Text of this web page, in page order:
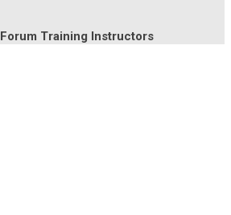
Forum Training Instructors